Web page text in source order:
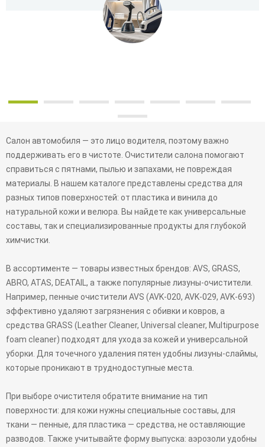
Салон автомобиля — это лицо водителя, поэтому важно
поддерживать его в чистоте. Очистители салона помогают
справиться с пятнами, пылью и запахами, не повреждая
материалы. В нашем каталоге представлены средства для
разных типов поверхностей: от пластика и винила до
натуральной кожи и велюра. Вы найдете как универсальные
составы, так и специализированные продукты для глубокой
химчистки.
В ассортименте — товары известных брендов: AVS, GRASS,
ABRO, ATAS, DEATAIL, а также популярные лизуны-очистители.
Например, пенные очистители AVS (AVK-020, AVK-029, AVK-693)
эффективно удаляют загрязнения с обивки и ковров, а
средства GRASS (Leather Cleaner, Universal cleaner, Multipurpose
foam cleaner) подходят для ухода за кожей и универсальной
уборки. Для точечного удаления пятен удобны лизуны-слаймы,
которые проникают в труднодоступные места.
При выборе очистителя обратите внимание на тип
поверхности: для кожи нужны специальные составы, для
ткани — пенные, для пластика — средства, не оставляющие
разводов. Также учитывайте форму выпуска: аэрозоли удобны